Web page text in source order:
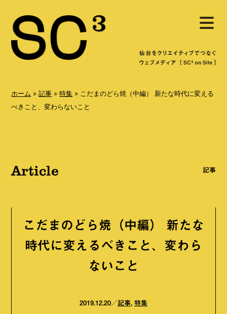
メ
ニ
を
開
く
ホーム »記事 »特集 » こだまのどら焼（中編） 新たな時代に変える
べきこと、変わらないこと
Article 記事
こだまのどら焼（中編） 新たな
時代に変えるべきこと、変わら
ないこと
2019.12.20 記事, 特集